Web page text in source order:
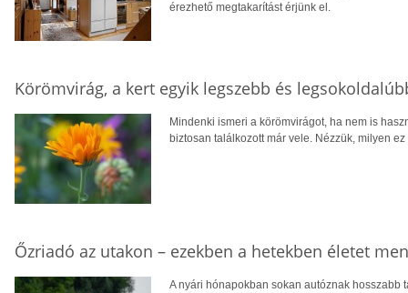
érezhető megtakarítást érjünk el.
Körömvirág, a kert egyik legszebb és
Mindenki ismeri a körömvirágot, ha nem is
biztosan találkozott már vele. Nézzük, milyen
Őzriadó az utakon – ezekben a hetekben életet
A nyári hónapokban sokan autóznak